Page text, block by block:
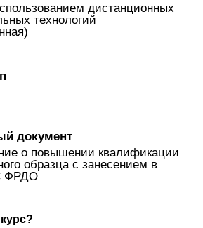
дистанционных
технологий
документ
о повышении квалификации
образца с занесением в
ФРДО